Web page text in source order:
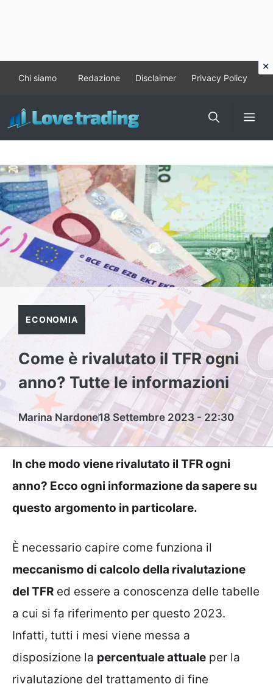
contenuto
Chi siamo Redazione Disclaimer Privacy Policy
ECONOMIA
Come è rivalutato il TFR ogni
anno? Tutte le informazioni
Marina Nardone18 Settembre 2023 - 22:30
In che modo viene rivalutato il TFR ogni
anno? Ecco ogni informazione da sapere su
questo argomento in particolare.
È necessario capire come funziona il
meccanismo di calcolo della rivalutazione
del TFR ed essere a conoscenza delle tabelle
a cui si fa riferimento per questo 2023.
Infatti, tutti i mesi viene messa a
disposizione la percentuale attuale per la
rivalutazione del trattamento di fine